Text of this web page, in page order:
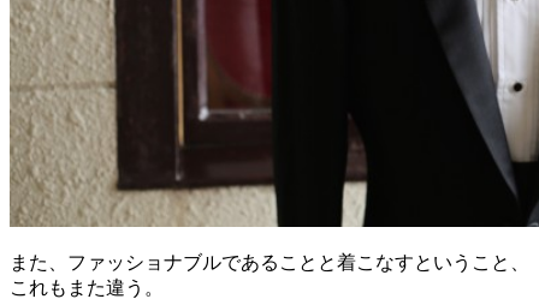
また、ファッショナブルであることと着こなすということ、
これもまた違う。